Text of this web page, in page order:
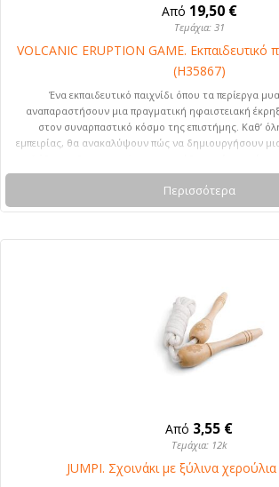
Από 19,50 €
Τεμάχια: 31
VOLCANIC ERUPTION GAME. Εκπαιδευτικό
(H35867)
Ένα εκπαιδευτικό παιχνίδι όπου τα περίεργα
αναπαραστήσουν μια πραγματική ηφαιστειακή
στον συναρπαστικό κόσμο της επιστήμης. Καθ’
εμπειρίας, θα ανακαλύψουν πώς να δημιουργήσουν
φυσικό φαινόμενο. Συνιστώμενη ηλικία: 8 ετών και
Περισσότερα
Από 3,55 €
Τεμάχια: 12k
JUMPI. Σχοινάκι με ξύλινα